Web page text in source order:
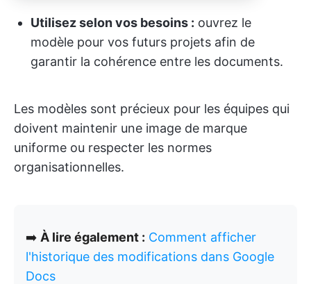
Utilisez selon vos besoins : ouvrez le
modèle pour vos futurs projets afin de
garantir la cohérence entre les documents.
Les modèles sont précieux pour les équipes qui
doivent maintenir une image de marque
uniforme ou respecter les normes
organisationnelles.
➡️ À lire également : Comment afficher
l'historique des modifications dans Google
Docs